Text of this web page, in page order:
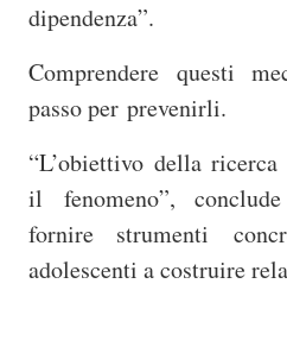
dipendenza”.
Comprendere questi
passo per prevenirli.
“L’obiettivo della
il fenomeno”,
fornire strumenti
adolescenti a costruire